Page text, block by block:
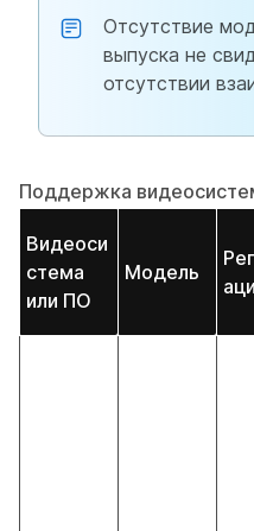
Отсутствие
выпуска не
отсутствии
Поддержка
Видеоси
стема
или ПО
Модель